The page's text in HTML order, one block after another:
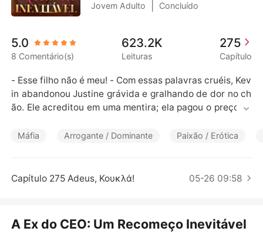
Sair
Baixar App
Contos
Bilionários
Contos Curtos
Jovem Adulto Concluído
5.0
8 Comentário(s)
623.2K
Leituras
275
Capítulo
- Esse filho não é meu! - Com essas palavras cruéis, Kev
in abandonou Justine grávida e gralhando de dor no ch
ão. Ele acreditou em uma mentira; ela pagou o preço so
Sete anos se passaram e o pequeno Bryan está em esta
O destino os força a um reencontro inevitável. Será Kev
Máfia Arrogante / Dominante Paixão / Erótica
Capítulo 275 Adeus, Κουκλά! 05-26 09:58
A Ex do CEO: Um Recomeço Inevitável